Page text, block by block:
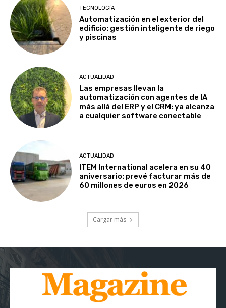
TECNOLOGÍA
Automatización en el exterior del
edificio: gestión inteligente de riego
y piscinas
ACTUALIDAD
Las empresas llevan la
automatización con agentes de IA
más allá del ERP y el CRM: ya alcanza
a cualquier software conectable
ACTUALIDAD
ITEM International acelera en su 40
aniversario: prevé facturar más de
60 millones de euros en 2026
Cargar más